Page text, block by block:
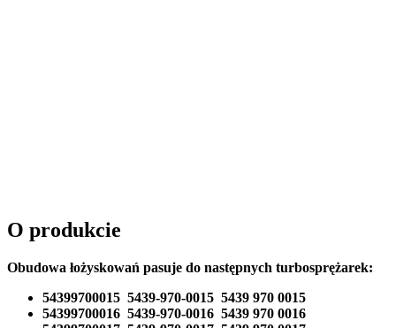
O produkcie
Obudowa łożyskowań pasuje do następnych turbosprężarek:
54399700015 5439-970-0015 5439 970 0015
54399700016 5439-970-0016 5439 970 0016